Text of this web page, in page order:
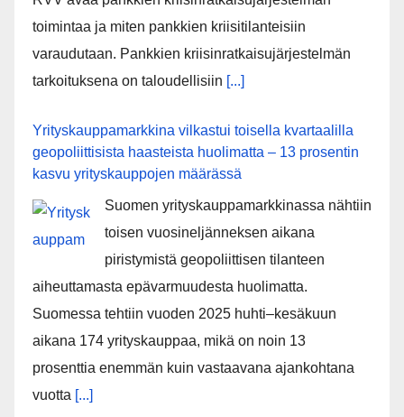
toimintaa ja miten pankkien kriisitilanteisiin
varaudutaan. Pankkien kriisinratkaisujärjestelmän
tarkoituksena on taloudellisiin [...]
Yrityskauppamarkkina vilkastui toisella kvartaalilla
geopoliittisista haasteista huolimatta – 13 prosentin
kasvu yrityskauppojen määrässä
Suomen yrityskauppamarkkinassa nähtiin
toisen vuosineljänneksen aikana
piristymistä geopoliittisen tilanteen
aiheuttamasta epävarmuudesta huolimatta.
Suomessa tehtiin vuoden 2025 huhti–kesäkuun
aikana 174 yrityskauppaa, mikä on noin 13
prosenttia enemmän kuin vastaavana ajankohtana
vuotta [...]